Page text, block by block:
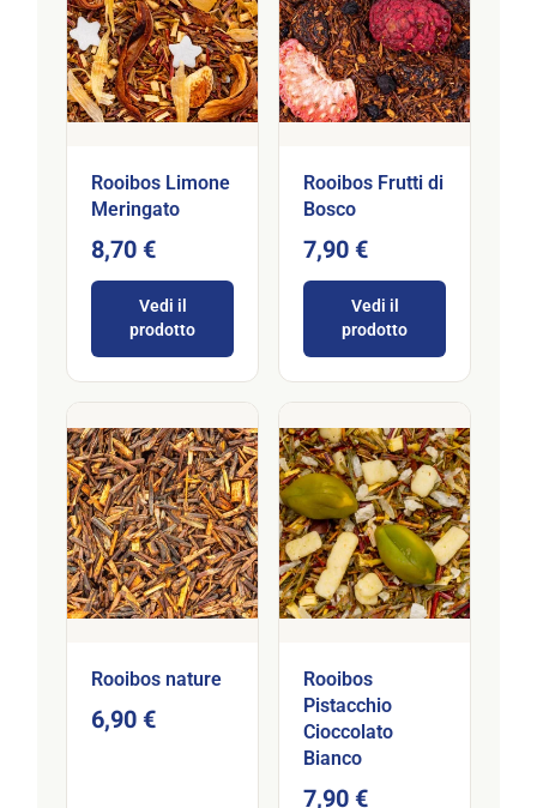
Rooibos Limone
Meringato
8,70 €
Vedi il
prodotto
Rooibos Frutti di
Bosco
7,90 €
Vedi il
prodotto
Rooibos nature
6,90 €
Rooibos
Pistacchio
Cioccolato
Bianco
7,90 €